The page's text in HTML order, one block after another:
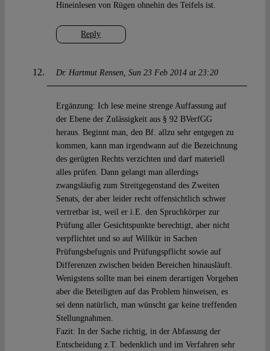
Reply
Hineinlesen von Rügen ohnehin des Teifels ist.
Dr. Hartmut Rensen Sun 23 Feb 2014 at 23:20
Ergänzung: Ich lese meine strenge Auffassung auf
der Ebene der Zulässigkeit aus § 92 BVerfGG
heraus. Beginnt man, den Bf. allzu sehr entgegen zu
kommen, kann man irgendwann auf die Bezeichnung
des gerügten Rechts verzichten und darf materiell
alles prüfen. Dann gelangt man allerdings
zwangsläufig zum Streitgegenstand des Zweiten
Senats, der aber leider recht offensichtlich schwer
vertretbar ist, weil er i.E. den Spruchkörper zur
Prüfung aller Gesichtspunkte berechtigt, aber nicht
verpflichtet und so auf Willkür in Sachen
Prüfungsbefugnis und Prüfungspflicht sowie auf
Differenzen zwischen beiden Bereichen hinausläuft.
Wenigstens sollte man bei einem derartigen Vorgehen
aber die Beteiligten auf das Problem hinweisen, es
sei denn natürlich, man wünscht gar keine treffenden
Stellungnahmen.
Fazit: In der Sache richtig, in der Abfassung der
Entscheidung z.T. bedenklich und im Verfahren sehr